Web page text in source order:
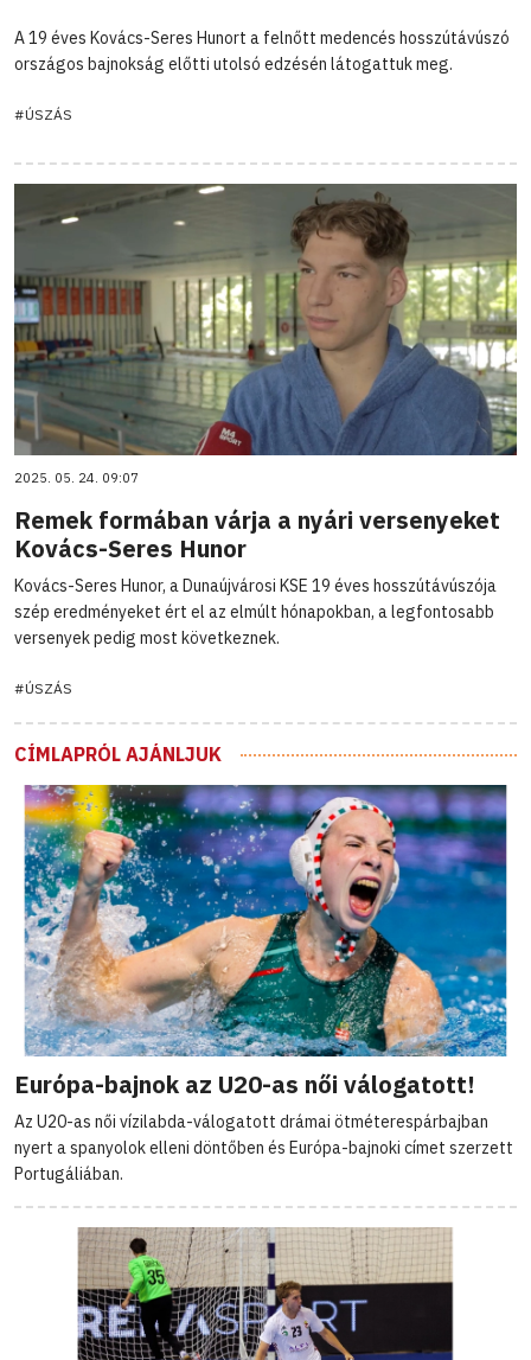
A 19 éves Kovács-Seres Hunort a felnőtt medencés hosszútávúszó
országos bajnokság előtti utolsó edzésén látogattuk meg.
#ÚSZÁS
2025. 05. 24. 09:07
Remek formában várja a nyári versenyeket
Kovács-Seres Hunor
Kovács-Seres Hunor, a Dunaújvárosi KSE 19 éves hosszútávúszója
szép eredményeket ért el az elmúlt hónapokban, a legfontosabb
versenyek pedig most következnek.
#ÚSZÁS
CÍMLAPRÓL AJÁNLJUK
Európa-bajnok az U20-as női válogatott!
Az U20-as női vízilabda-válogatott drámai ötméterespárbajban
nyert a spanyolok elleni döntőben és Európa-bajnoki címet szerzett
Portugáliában.